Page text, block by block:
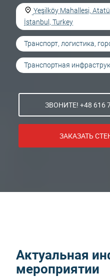
Yeşilköy Mahallesi,
İstanbul, Turkey
Транспорт, логистика,
Транспортная
ЗВОНИТЕ! +48 616
ЗАКАЗАТЬ
Актуальная
мероприятии